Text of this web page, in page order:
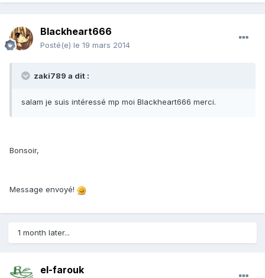
Blackheart666
Posté(e) le 19 mars 2014
zaki789 a dit :
salam je suis intéressé mp moi Blackheart666 merci.
Bonsoir,
Message envoyé!
1 month later...
el-farouk